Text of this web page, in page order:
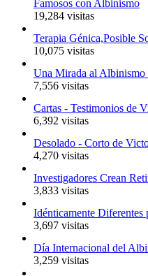
Famosos con Albinismo
19,284 visitas
Terapia Génica,Posible
10,075 visitas
Una Mirada al Albinismo
7,556 visitas
Cartas - Testimonios de
6,392 visitas
Desolado - Corto de
4,270 visitas
Investigadores Crean
3,833 visitas
Idénticamente
3,697 visitas
Día Internacional del
3,259 visitas